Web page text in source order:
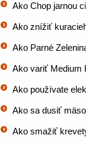
Ako Chop jarnou
Ako znížiť
Ako Parné
Ako variť Medium
Ako používate
Ako sa dusiť
Ako smažiť